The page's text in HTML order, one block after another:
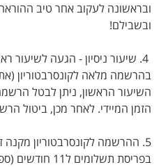
ובראשונה לעקוב אחר טיב
ובשבילם!
4. שיעור ניסיון - הגעה לשיעור
בהרשמה מלאה לקונסרבטוריון
השיעור הראשון, ניתן לבטל
הזמן המיידי. לאחר מכן, ביטול
בפריסת